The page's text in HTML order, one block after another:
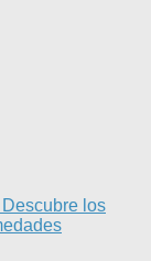
los